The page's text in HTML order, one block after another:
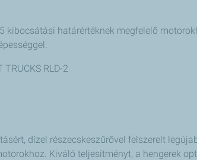
határértéknek megfelelő
TRUCKS RLD-2
dízel részecskeszűrővel felszerelt
Kiváló teljesítményt, a hengerek